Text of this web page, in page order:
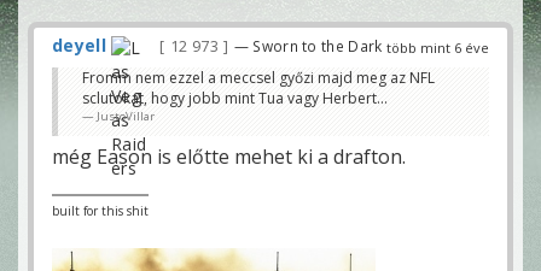
több mint 6 éve
deyell 12 973 — Sworn to the Dark
Fromm nem ezzel a meccsel győzi majd meg az NFL
sclutokat, hogy jobb mint Tua vagy Herbert...
JustoVillar
még Eason is előtte mehet ki a drafton.
built for this shit